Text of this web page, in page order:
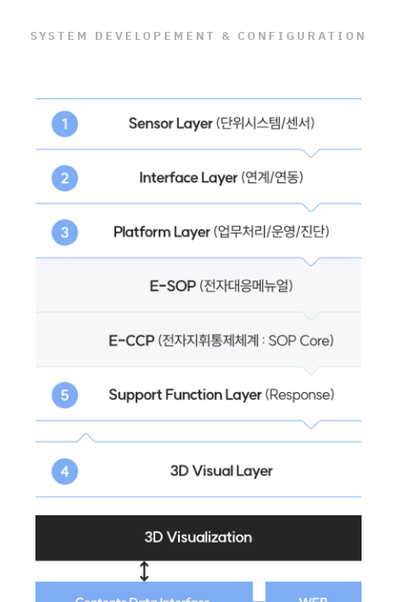
SYSTEM DEVELOPEMENT & CONFIGURATION